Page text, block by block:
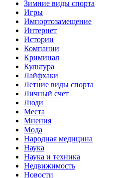
Зимние виды спорта
Игры
Импортозамещение
Интернет
Истории
Компании
Криминал
Культура
Лайфхаки
Летние виды спорта
Личный счет
Люди
Места
Мнения
Мода
Народная медицина
Наука
Наука и техника
Недвижимость
Новости